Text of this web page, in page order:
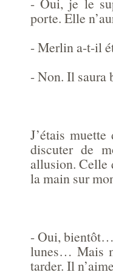
porte. Elle
- Merlin a-t-il
- Non. Il saura
J’étais
discuter de
allusion. Celle
la main sur
- Oui, bientôt…
lunes… Mais
tarder. Il